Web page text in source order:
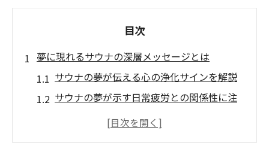
目次
夢に現れるサウナの深層メッセージとは
サウナの夢が伝える心の浄化サインを解説
サウナの夢が示す日常疲労との関係性に注